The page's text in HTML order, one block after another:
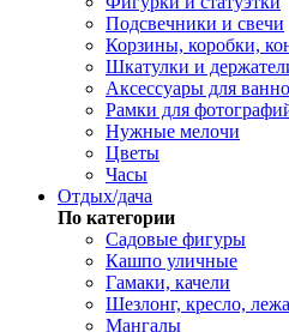
Подсвечники и свечи
Корзины, коробки,
Шкатулки и
Аксессуары для
Рамки для
Нужные мелочи
Цветы
Часы
Отдых/дача
По категории
Садовые фигуры
Кашпо уличные
Гамаки, качели
Шезлонг, кресло,
Мангалы